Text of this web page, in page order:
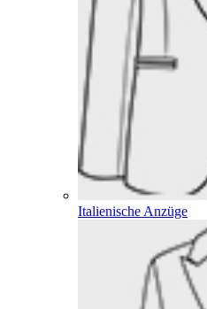
Italienische Anzüge